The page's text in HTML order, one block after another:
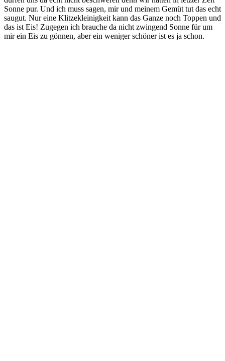
Son­ne pur. Und ich muss sagen, mir und mei­nem Gemüt tut das echt
sau­gut. Nur eine Klit­ze­klei­nig­keit kann das Gan­ze noch Top­pen und
das ist Eis! Zuge­gen ich brau­che da nicht zwin­gend Son­ne für um
mir ein Eis zu gön­nen, aber ein weni­ger schö­ner ist es ja schon.